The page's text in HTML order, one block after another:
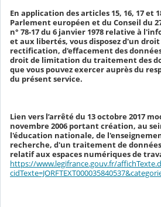
En application des articles 15, 16, 17 et
Parlement européen et du Conseil du
n° 78-17 du 6 janvier 1978 relative à
et aux libertés, vous disposez d'un droit
rectification, d'effacement des
droit de limitation du traitement des
que vous pouvez exercer auprès du
du présent service.
Lien vers l’arrêté du 13 octobre 2017
novembre 2006 portant création, au
l'éducation nationale, de
recherche, d'un traitement de
relatif aux espaces numériques de
https://www.legifrance.gouv.fr/